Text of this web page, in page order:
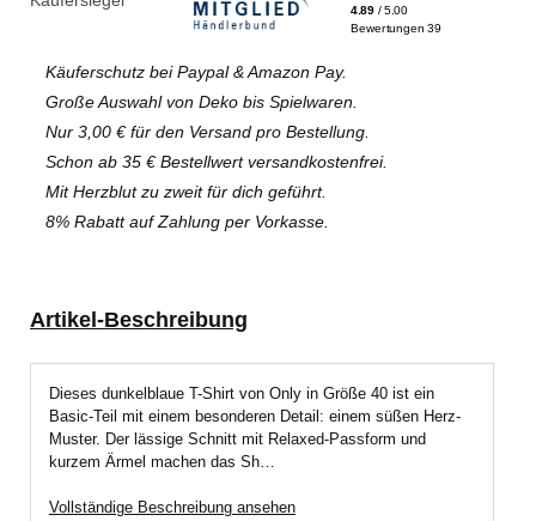
Käuferschutz bei Paypal & Amazon Pay.
Große Auswahl von Deko bis Spielwaren.
Nur 3,00 € für den Versand pro Bestellung.
Schon ab 35 € Bestellwert versandkostenfrei.
Mit Herzblut zu zweit für dich geführt.
8% Rabatt auf Zahlung per Vorkasse.
Artikel-Beschreibung
Dieses dunkelblaue T-Shirt von Only in Größe 40 ist ein
Basic-Teil mit einem besonderen Detail: einem süßen Herz-
Muster. Der lässige Schnitt mit Relaxed-Passform und
kurzem Ärmel machen das Sh…
Vollständige Beschreibung ansehen